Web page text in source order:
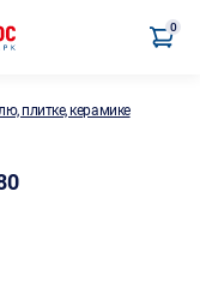
0
плитке, керамике